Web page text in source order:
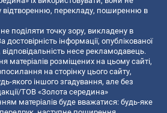
відтворенню, перекладу, поширенню в
поділяти точку зору, викладену в
достовірність інформації, опублікованої
несе рекламодавець.
матеріалів розміщених на цьому сайті,
на сторінку цього сайту,
якого іншого згадування, але без
ТОВ «Золота середина»
матеріалів буде вважатися: будь-яке